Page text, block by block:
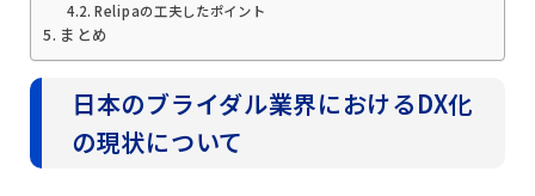
Relipaの工夫したポイント
まとめ
日本のブライダル業界におけるDX化
の現状について